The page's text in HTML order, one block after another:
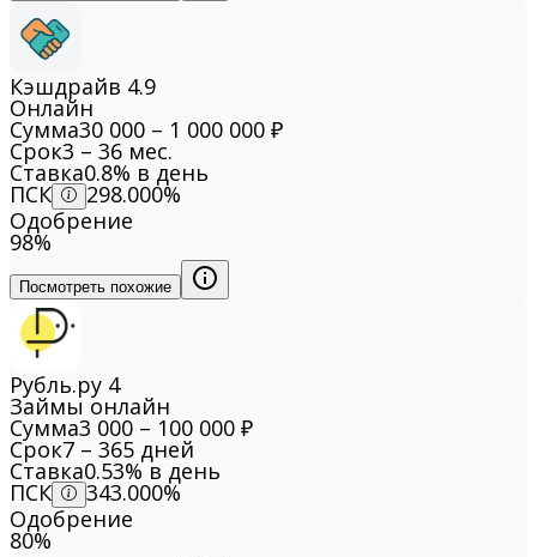
Кэшдрайв 4.9
Онлайн
Сумма30 000 – 1 000 000 ₽
Срок3 – 36 мес.
Ставка0.8% в день
ПСК
298.000%
Одобрение
98%
Посмотреть похожие
Рубль.ру 4
Займы онлайн
Сумма3 000 – 100 000 ₽
Срок7 – 365 дней
Ставка0.53% в день
ПСК
343.000%
Одобрение
80%